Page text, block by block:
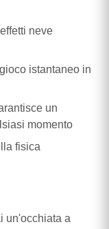
neve
istantaneo in
un
momento
fisica
un'occhiata a